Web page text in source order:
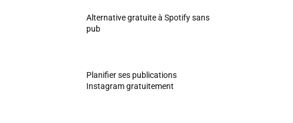
Alternative gratuite à Spotify sans
pub
Planifier ses publications
Instagram gratuitement